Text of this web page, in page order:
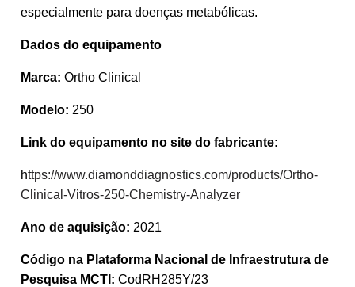
especialmente para doenças metabólicas.
Dados do equipamento
Marca: Ortho Clinical
Modelo: 250
Link do equipamento no site do fabricante:
https://www.diamonddiagnostics.com/products/Ortho-
Clinical-Vitros-250-Chemistry-Analyzer
Ano de aquisição: 2021
Código na Plataforma Nacional de Infraestrutura de
Pesquisa MCTI: CodRH285Y/23